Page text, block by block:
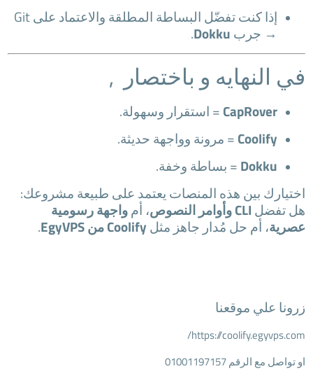
إذا كنت تفضّل البساطة المطلقة والاعتماد على Git
→ جرب Dokku
.
في النهايه و باختصار ,
CapRover = استقرار وسهولة.
Coolify = مرونة وواجهة حديثة.
Dokku = بساطة وخفة.
اختيارك بين هذه المنصات يعتمد على طبيعة مشروعك:
هل تفضل CLI وأوامر النصوص ، أمواجهة رسومية
عصرية، أم حل مُدار جاهز مثل Coolify من EgyVPS .
زرونا علي موقعنا
https://coolify.egyvps.com/
او تواصل مع الرقم 01001197157